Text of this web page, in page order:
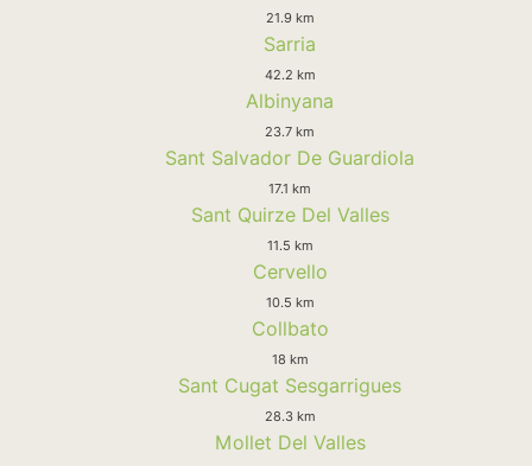
21.9 km
Sarria
42.2 km
Albinyana
23.7 km
Sant Salvador De Guardiola
17.1 km
Sant Quirze Del Valles
11.5 km
Cervello
10.5 km
Collbato
18 km
Sant Cugat Sesgarrigues
28.3 km
Mollet Del Valles